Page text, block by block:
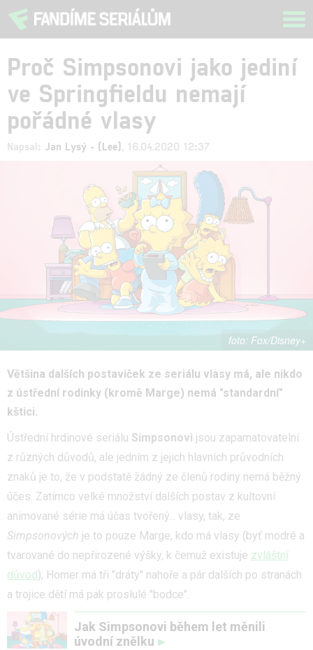
Proč Simpsonovi jako jediní
ve Springfieldu nemají
pořádné vlasy
Napsal: Jan Lysý - (Lee) , 16.04.2020 12:37
Fox/Disney+
Většina dalších postaviček ze seriálu vlasy má, ale nikdo
z ústřední rodinky (kromě Marge) nemá "standardní"
kštici.
Ústřední hrdinové seriálu Simpsonovi jsou zapamatovatelní
z různých důvodů, ale jedním z jejich hlavních průvodních
znaků je to, že v podstatě žádný ze členů rodiny nemá běžný
účes. Zatímco velké množství dalších postav z kultovní
animované série má účas tvořený... vlasy, tak, ze
Simpsonových je to pouze Marge, kdo má vlasy (byť modré a
tvarované do nepřirozené výšky, k čemuž existuje zvláštní
důvod), Homer má tři "dráty" nahoře a pár dalších po stranách
a trojice dětí má pak proslulé "bodce".
Jak Simpsonovi během let měnili
úvodní znělku